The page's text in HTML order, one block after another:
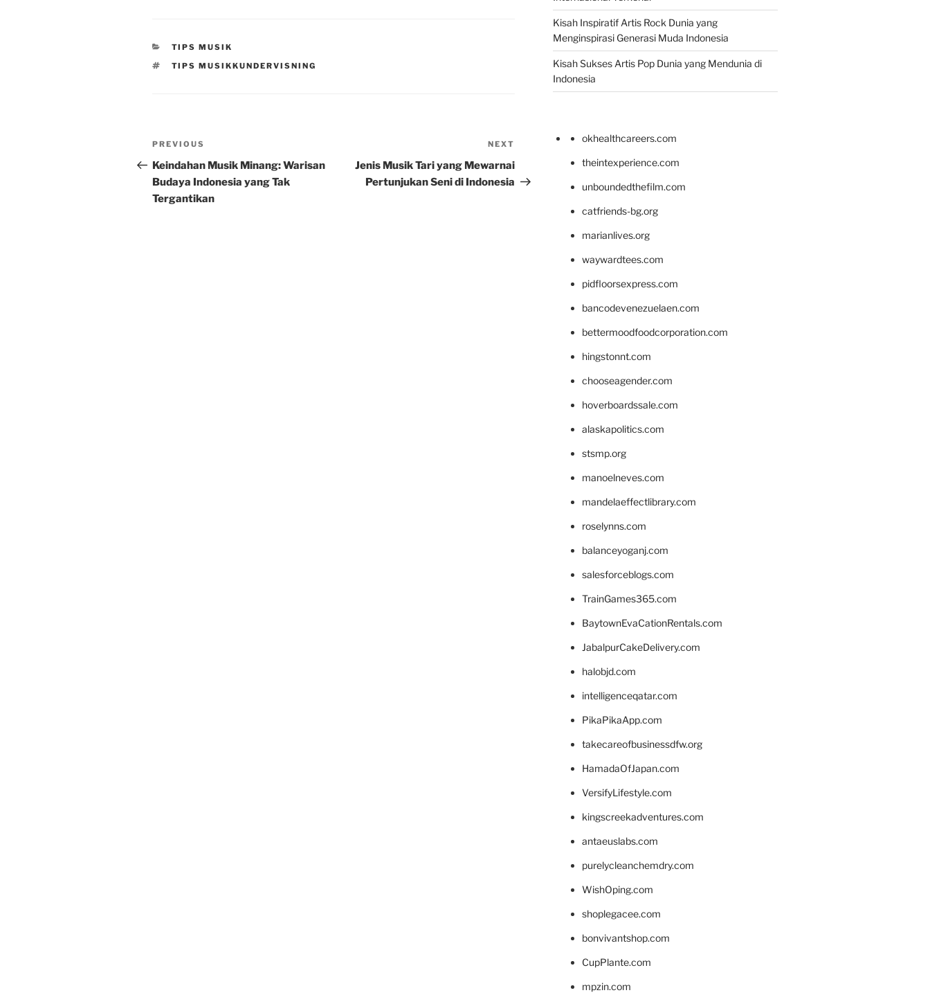
CATEGORIES
TIPS MUSIK
TAGS
TIPS MUSIKKUNDERVISNING
Post
navigation
Previous
Post
PREVIOUS
Keindahan Musik Minang: Warisan
Budaya Indonesia yang Tak
Tergantikan
Post
NEXT
Jenis Musik Tari yang Mewarnai
Pertunjukan Seni di Indonesia
Kisah Inspiratif Artis Rock Dunia yang
Menginspirasi Generasi Muda Indonesia
Kisah Sukses Artis Pop Dunia yang Mendunia di
Indonesia
okhealthcareers.com
theintexperience.com
unboundedthefilm.com
catfriends-bg.org
marianlives.org
waywardtees.com
pidfloorsexpress.com
bancodevenezuelaen.com
bettermoodfoodcorporation.com
hingstonnt.com
chooseagender.com
hoverboardssale.com
alaskapolitics.com
stsmp.org
manoelneves.com
mandelaeffectlibrary.com
roselynns.com
balanceyoganj.com
salesforceblogs.com
TrainGames365.com
BaytownEvaCationRentals.com
JabalpurCakeDelivery.com
halobjd.com
intelligenceqatar.com
PikaPikaApp.com
takecareofbusinessdfw.org
HamadaOfJapan.com
VersifyLifestyle.com
kingscreekadventures.com
antaeuslabs.com
purelycleanchemdry.com
WishOping.com
shoplegacee.com
bonvivantshop.com
CupPlante.com
mpzin.com